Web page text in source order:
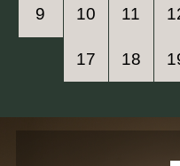
9 10 11
17 18